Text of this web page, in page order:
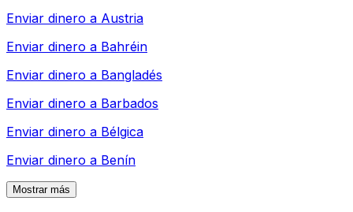
Enviar dinero a Austria
Enviar dinero a Bahréin
Enviar dinero a Bangladés
Enviar dinero a Barbados
Enviar dinero a Bélgica
Enviar dinero a Benín
Mostrar más